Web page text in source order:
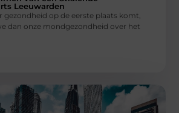
Leeuwarden
gezondheid op de eerste plaats komt,
dan onze mondgezondheid over het